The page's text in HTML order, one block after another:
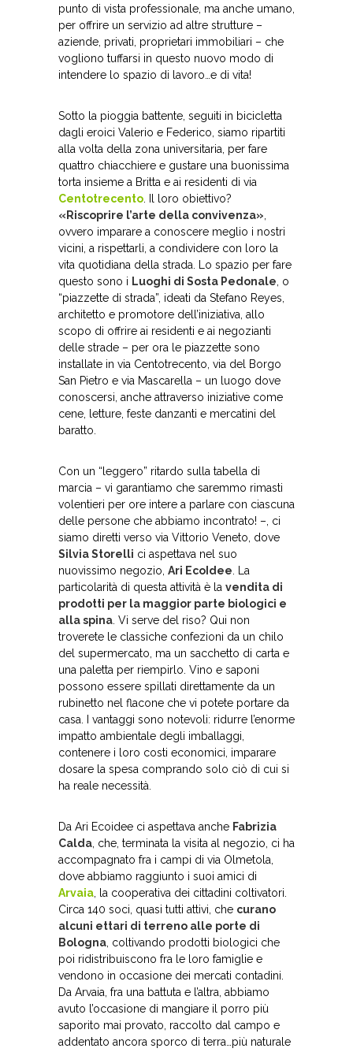
punto di vista professionale, ma anche umano,
per offrire un servizio ad altre strutture –
aziende, privati, proprietari immobiliari – che
vogliono tuffarsi in questo nuovo modo di
intendere lo spazio di lavoro…e di vita!
Sotto la pioggia battente, seguiti in bicicletta
dagli eroici Valerio e Federico, siamo ripartiti
alla volta della zona universitaria, per fare
quattro chiacchiere e gustare una buonissima
torta insieme a Britta e ai residenti di via
Centotrecento. Il loro obiettivo?
«Riscoprire l’arte della convivenza»,
ovvero imparare a conoscere meglio i nostri
vicini, a rispettarli, a condividere con loro la
vita quotidiana della strada. Lo spazio per fare
questo sono i Luoghi di Sosta Pedonale, o
“piazzette di strada”, ideati da Stefano Reyes,
architetto e promotore dell’iniziativa, allo
scopo di offrire ai residenti e ai negozianti
delle strade – per ora le piazzette sono
installate in via Centotrecento, via del Borgo
San Pietro e via Mascarella – un luogo dove
conoscersi, anche attraverso iniziative come
cene, letture, feste danzanti e mercatini del
baratto.
Con un “leggero” ritardo sulla tabella di
marcia – vi garantiamo che saremmo rimasti
volentieri per ore intere a parlare con ciascuna
delle persone che abbiamo incontrato! –, ci
siamo diretti verso via Vittorio Veneto, dove
Silvia Storelli ci aspettava nel suo
nuovissimo negozio, Ari EcoIdee. La
particolarità di questa attività è la vendita di
prodotti per la maggior parte biologici e
alla spina. Vi serve del riso? Qui non
troverete le classiche confezioni da un chilo
del supermercato, ma un sacchetto di carta e
una paletta per riempirlo. Vino e saponi
possono essere spillati direttamente da un
rubinetto nel flacone che vi potete portare da
casa. I vantaggi sono notevoli: ridurre l’enorme
impatto ambientale degli imballaggi,
contenere i loro costi economici, imparare
dosare la spesa comprando solo ciò di cui si
ha reale necessità.
Da Ari Ecoidee ci aspettava anche Fabrizia
Calda, che, terminata la visita al negozio, ci ha
accompagnato fra i campi di via Olmetola,
dove abbiamo raggiunto i suoi amici di
Arvaia, la cooperativa dei cittadini coltivatori.
Circa 140 soci, quasi tutti attivi, che curano
alcuni ettari di terreno alle porte di
Bologna, coltivando prodotti biologici che
poi ridistribuiscono fra le loro famiglie e
vendono in occasione dei mercati contadini.
Da Arvaia, fra una battuta e l’altra, abbiamo
avuto l’occasione di mangiare il porro più
saporito mai provato, raccolto dal campo e
addentato ancora sporco di terra…più naturale